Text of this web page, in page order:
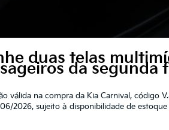
duas telas
da segunda
válida na compra da Kia Carnival, código
2026, sujeito à disponibilidade de